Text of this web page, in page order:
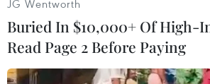
người Mỹ và các lợi ích của
Phi, châu Á, châu Âu và Trung
Bộ trên nhấn mạnh họ nhận
JG Wentworth
Buried In $10,000+ Of High-
Read Page 2 Before Paying